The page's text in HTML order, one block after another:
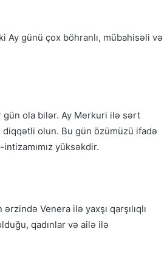
Ay günü çox böhranlı, mübahisəli və
ola bilər. Ay Merkuri ilə sərt
diqqətli olun. Bu gün özümüzü ifadə
yüksəkdir.
Venera ilə yaxşı qarşılıqlı
qadınlar və ailə ilə